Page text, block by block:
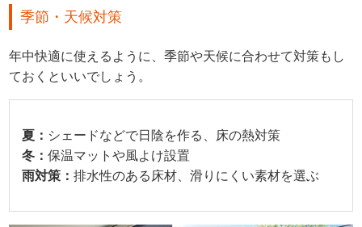
季節・天候対策
年中快適に使えるように、季節や天候に合わせて対策もし
ておくといいでしょう。
夏： シェードなどで日陰を作る、床の熱対策
冬：保温マットや風よけ設置
雨対策：排水性のある床材、滑りにくい素材を選ぶ